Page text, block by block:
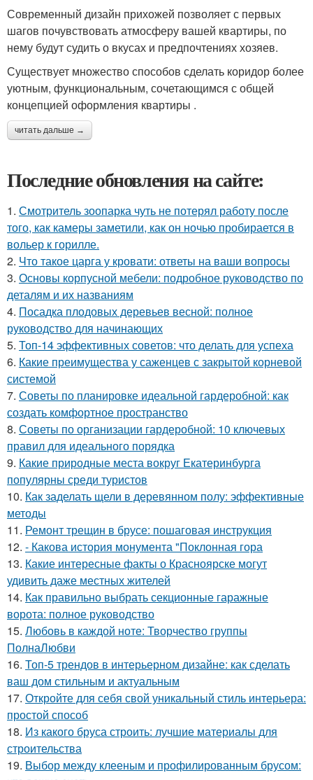
Современный дизайн прихожей позволяет с первых
шагов почувствовать атмосферу вашей квартиры, по
нему будут судить о вкусах и предпочтениях хозяев.
Существует множество способов сделать коридор более
уютным, функциональным, сочетающимся с общей
концепцией оформления квартиры .
читать дальше →
Последние обновления на сайте:
1. Смотритель зоопарка чуть не потерял работу после
того, как камеры заметили, как он ночью пробирается в
вольер к горилле.
2. Что такое царга у кровати: ответы на ваши вопросы
3. Основы корпусной мебели: подробное руководство по
деталям и их названиям
4. Посадка плодовых деревьев весной: полное
руководство для начинающих
5. Топ-14 эффективных советов: что делать для успеха
6. Какие преимущества у саженцев с закрытой корневой
системой
7. Советы по планировке идеальной гардеробной: как
создать комфортное пространство
8. Советы по организации гардеробной: 10 ключевых
правил для идеального порядка
9. Какие природные места вокруг Екатеринбурга
популярны среди туристов
10. Как заделать щели в деревянном полу: эффективные
методы
11. Ремонт трещин в брусе: пошаговая инструкция
12. - Какова история монумента "Поклонная гора
13. Какие интересные факты о Красноярске могут
удивить даже местных жителей
14. Как правильно выбрать секционные гаражные
ворота: полное руководство
15. Любовь в каждой ноте: Творчество группы
ПолнаЛюбви
16. Топ-5 трендов в интерьерном дизайне: как сделать
ваш дом стильным и актуальным
17. Откройте для себя свой уникальный стиль интерьера:
простой способ
18. Из какого бруса строить: лучшие материалы для
строительства
19. Выбор между клееным и профилированным брусом: